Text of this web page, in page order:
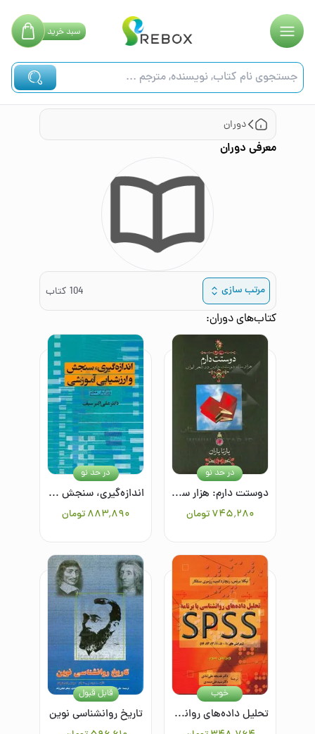
سبدخرید
دوران
معرفی دوران
مرتب سازی 104 کتاب
کتاب‌هایدوران:
دوستت دارم: هزار سال دوستت دارم در شعر ایران
۷۴۵٬۲۸۰ تومان
در حد نو
اندازه‌گیری، سنجش و ارزشیابی آموزشی
۸۸۳٬۸۹۰تومان
در حد نو
تحلیل داده‌های روانشناسی با برنامه اس‌پی‌اس‌اس
خوب
تاریخ روانشناسی نوین
قابل قبول